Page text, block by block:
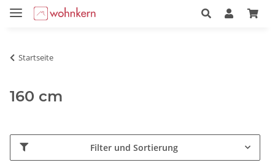
Startseite
160 cm
Filter und Sortierung